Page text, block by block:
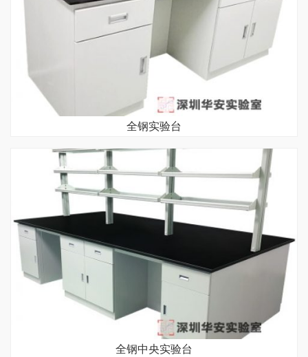
全钢实验台
全钢中央实验台